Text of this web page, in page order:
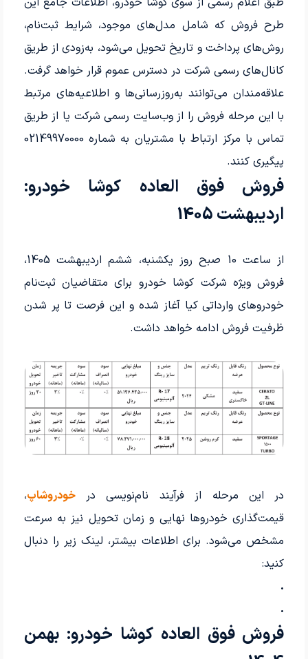
طرح فروش که شامل مدل‌های موجود، شرایط ثبت‌نام،
روش‌های پرداخت و تاریخ تحویل می‌شود، به‌زودی از طریق
کانال‌های رسمی شرکت در دسترس عموم قرار خواهد گرفت.
علاقه‌مندان می‌توانند به‌روزرسانی‌ها و اطلاعیه‌های مرتبط
با این مرحله فروش را از وب‌سایت رسمی شرکت یا از طریق
تماس با مرکز ارتباط با مشتریان به شماره 02149970000
پیگیری کنند.
فروش فوق العاده کوشا خودرو:
اردیبهشت 1405
از ساعت 10 صبح روز یکشنبه، ششم اردیبهشت 1405،
فروش ویژه شرکت کوشا خودرو برای متقاضیان ثبت‌نام
خودروهای وارداتی کیا آغاز شده و این فرصت تا پر شدن
ظرفیت فروش ادامه خواهد داشت.
در این مرحله از فرآیند نام‌نویسی درخودروشاپ،
قیمت‌گذاری خودروها نهایی و زمان تحویل نیز به سرعت
مشخص می‌شود. برای اطلاعات بیشتر، لینک زیر را دنبال
کنید:
.
.
فروش فوق العاده کوشا خودرو: بهمن